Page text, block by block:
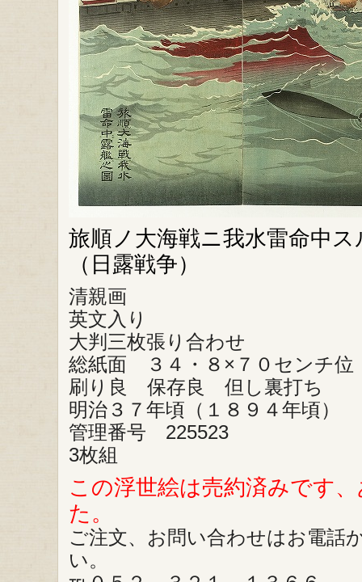
旅順ノ大海戦ニ我水雷命
（日露戦争）
清親画
英文入り
大判三枚張り合わせ
総紙面 ３４・８×７０センチ位
刷り良 保存良 但し裏打ち
明治３７年頃（１８９４年頃）
管理番号 225523
3枚組
この浮世絵は売約済みです
た。
ご注文、お問い合わせはお電話
い。